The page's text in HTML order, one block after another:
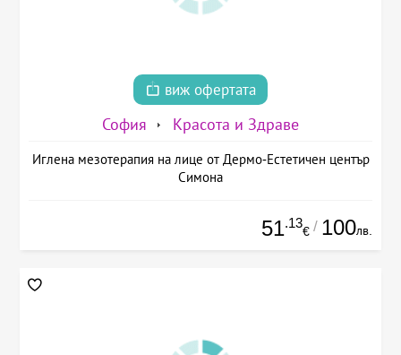
виж офертата
София Красота и Здраве
Иглена мезотерапия на лице от Дермо-Естетичен център
Симона
51.13
€ / 100лв.